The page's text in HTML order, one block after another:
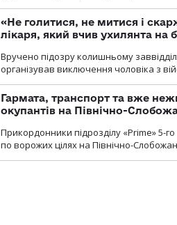
«Не голитися, не митися і
лікаря, який вчив ухилянта на
Вручено підозру колишньому
організував виключення чоловіка з
Гармата, транспорт та вже
окупантів на Північно-
Прикордонники підрозділу «Prime» 5-
по ворожих цілях на Північно-